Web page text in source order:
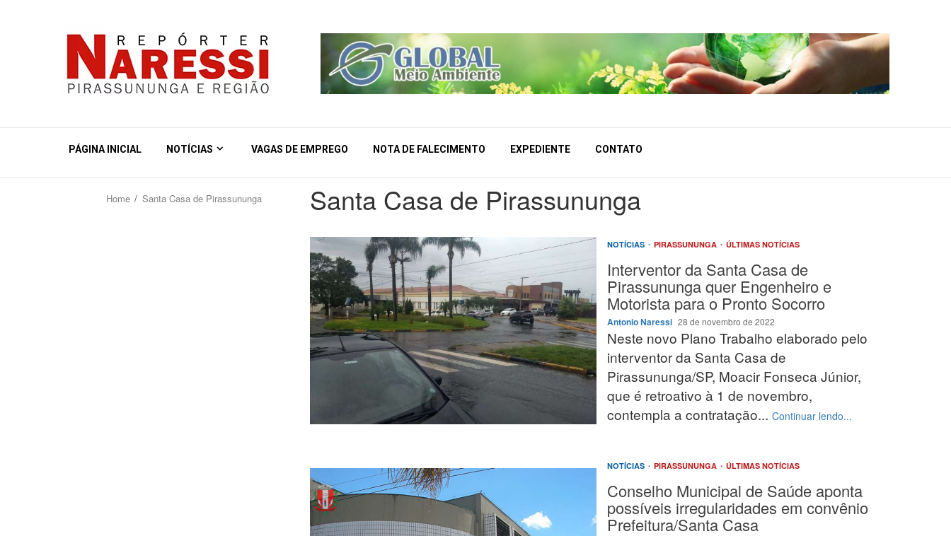
PÁGINA INICIAL NOTÍCIAS VAGAS DE EMPREGO NOTA DE FALECIMENTO EXPEDIENTE CONTATO
Home Santa Casa de Pirassununga Santa Casa de Pirassununga
NOTÍCIAS PIRASSUNUNGA ÚLTIMAS NOTÍCIAS
Interventor da Santa Casa de
Pirassununga quer Engenheiro e
Motorista para o Pronto Socorro
Antonio Naressi 28 de novembro de 2022
Neste novo Plano Trabalho elaborado pelo
interventor da Santa Casa de
Pirassununga/SP, Moacir Fonseca Júnior,
que é retroativo à 1 de novembro,
contempla a contratação... Continuar lendo...
NOTÍCIAS PIRASSUNUNGA ÚLTIMAS NOTÍCIAS
Conselho Municipal de Saúde aponta
possíveis irregularidades em convênio
Prefeitura/Santa Casa